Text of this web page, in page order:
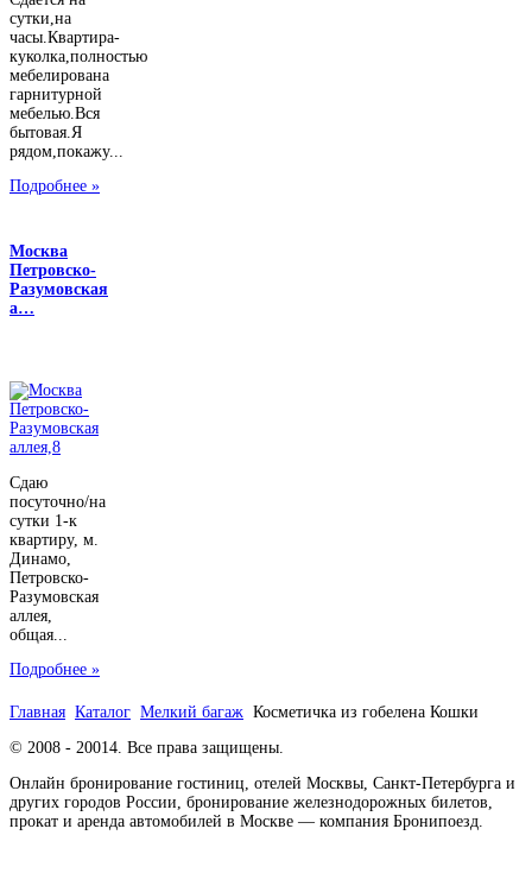
сутки,на
часы.Квартира-
куколка,полностью
мебелирована
гарнитурной
мебелью.Вся
бытовая.Я
рядом,покажу...
Подробнее »
Москва
Петровско-
Разумовская
а…
Сдаю
посуточно/на
сутки 1-к
квартиру, м.
Динамо,
Петровско-
Разумовская
аллея,
общая...
Подробнее »
Главная Каталог Мелкий багаж Косметичка из гобелена Кошки
© 2008 - 20014. Все права защищены.
Онлайн бронирование гостиниц, отелей Москвы, Санкт-Петербурга и
других городов России, бронирование железнодорожных билетов,
прокат и аренда автомобилей в Москве — компания Бронипоезд.